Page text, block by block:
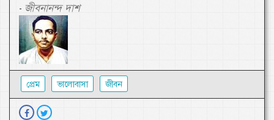
- জীবনানন্দ দাশ
প্রেম ভালোবাসা জীবন